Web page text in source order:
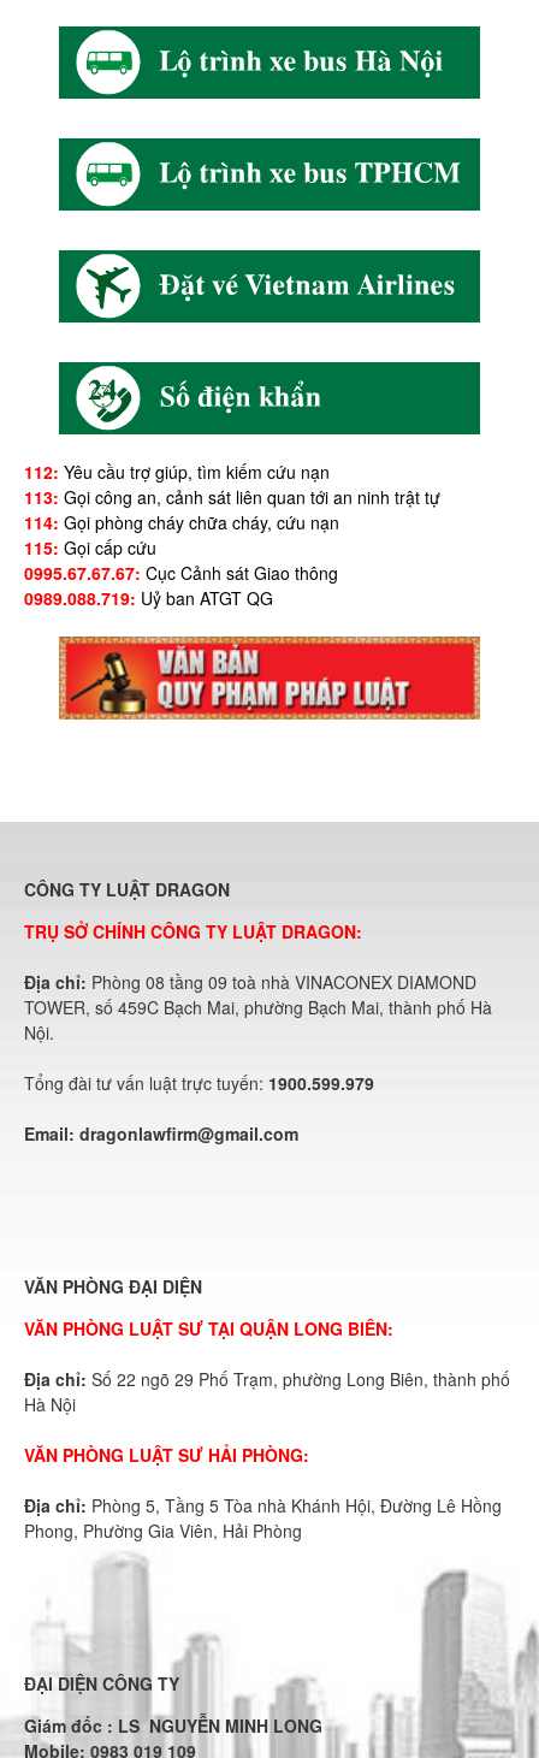
112: Yêu cầu trợ giúp, tìm kiếm cứu nạn
113: Gọi công an, cảnh sát liên quan tới an ninh trật tự
114: Gọi phòng cháy chữa cháy, cứu nạn
115: Gọi cấp cứu
0995.67.67.67: Cục Cảnh sát Giao thông
0989.088.719: Uỷ ban ATGT QG
CÔNG TY LUẬT DRAGON
TRỤ SỞ CHÍNH CÔNG TY LUẬT DRAGON:
Địa chỉ: Phòng 08 tầng 09 toà nhà VINACONEX DIAMOND
TOWER, số 459C Bạch Mai, phường Bạch Mai, thành phố Hà
Nội.
Tổng đài tư vấn luật trực tuyến: 1900.599.979
Email: dragonlawfirm@gmail.com
VĂN PHÒNG ĐẠI DIỆN
VĂN PHÒNG LUẬT SƯ TẠI QUẬN LONG BIÊN:
Địa chỉ: Số 22 ngõ 29 Phố Trạm, phường Long Biên, thành phố
Hà Nội
VĂN PHÒNG LUẬT SƯ HẢI PHÒNG:
Địa chỉ: Phòng 5, Tầng 5 Tòa nhà Khánh Hội, Đường Lê Hồng
Phong, Phường Gia Viên, Hải Phòng
ĐẠI DIỆN CÔNG TY
Giám đốc : LS NGUYỄN MINH LONG
Mobile: 0983 019 109